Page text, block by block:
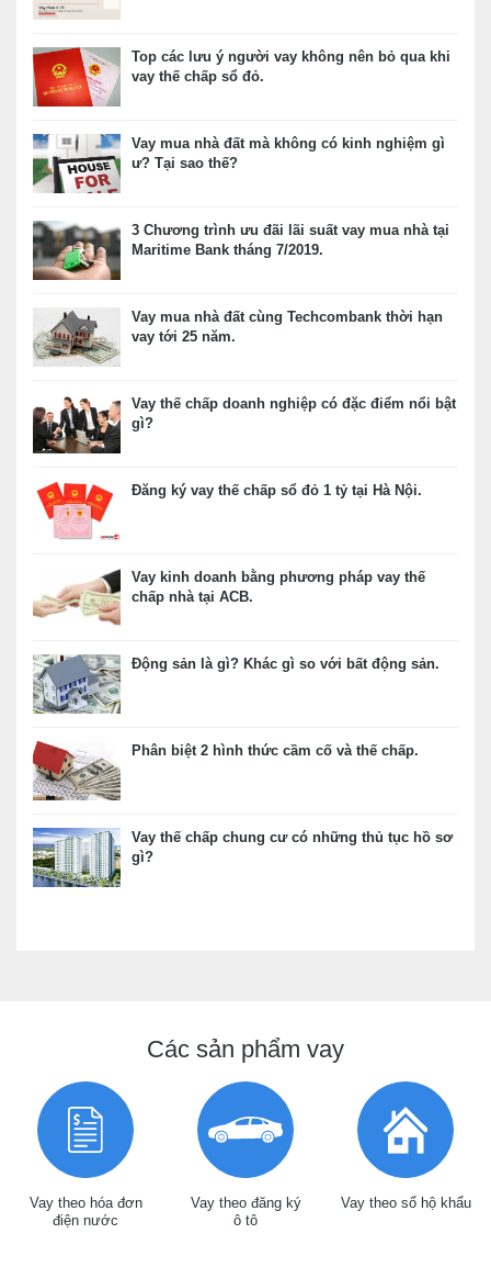
Top các lưu ý người vay không nên bỏ qua khi
vay thế chấp sổ đỏ.
Vay mua nhà đất mà không có kinh nghiệm gì
ư? Tại sao thế?
3 Chương trình ưu đãi lãi suất vay mua nhà tại
Maritime Bank tháng 7/2019.
Vay mua nhà đất cùng Techcombank thời hạn
vay tới 25 năm.
Vay thế chấp doanh nghiệp có đặc điểm nổi bật
gì?
Đăng ký vay thế chấp sổ đỏ 1 tỷ tại Hà Nội.
Vay kinh doanh bằng phương pháp vay thế
chấp nhà tại ACB.
Động sản là gì? Khác gì so với bất động sản.
Phân biệt 2 hình thức cầm cố và thế chấp.
Vay thế chấp chung cư có những thủ tục hồ sơ
gì?
Các sản phẩm vay
Vay theo hóa đơn
điện nước
Vay theo đăng ký
ô tô
Vay theo sổ hộ khẩu